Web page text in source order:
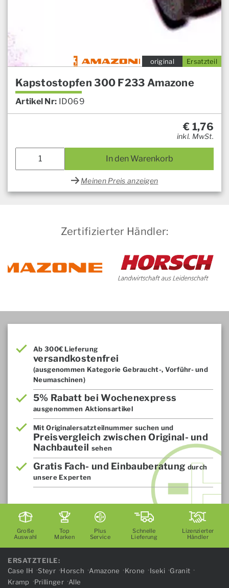
Ersatzteil
original
Kapstostopfen 300 F233 Amazone
Artikel Nr: ID069
€ 1,76
inkl. MwSt.
In den Warenkorb
Meinen Preis anzeigen
Zertifizierter Händler:
Ab 300€ Lieferung
versandkostenfrei
(ausgenommen Kategorie Gebraucht-, Vorführ- und
Neumaschinen)
5% Rabatt bei Wochenexpress
ausgenommen Aktionsartikel
Mit Originalersatzteilnummer suchen und
Preisvergleich zwischen Original- und
Nachbauteil sehen
Gratis Fach- und Einbauberatung durch
unsere Experten
Große
Auswahl
Top
Marken
Plus
Service
Schnelle
Lieferung
Lizenzierter
Händler
ERSATZTEILE:
Case IH
Steyr Horsch Amazone Krone Iseki
Granit
Kramp
Prillinger Alle